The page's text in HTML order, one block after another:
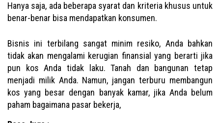
Hanya saja, ada beberapa syarat dan kriteria khusus untuk
benar-benar bisa mendapatkan konsumen.
Bisnis ini terbilang sangat minim resiko, Anda bahkan
tidak akan mengalami kerugian finansial yang berarti jika
pun kos Anda tidak laku. Tanah dan bangunan tetap
menjadi milik Anda. Namun, jangan terburu membangun
kos yang besar dengan banyak kamar, jika Anda belum
paham bagaimana pasar bekerja,